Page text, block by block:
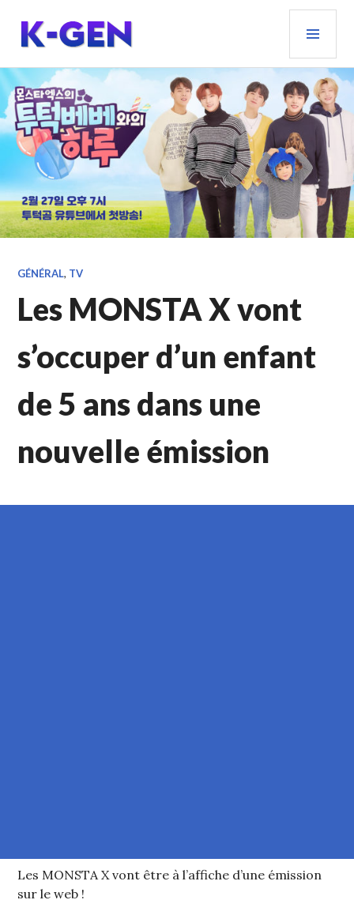
contenu
principal
K-GEN
GÉNÉRAL, TV
Les MONSTA X vont
s’occuper d’un enfant
de 5 ans dans une
nouvelle émission
Les MONSTA X vont être à l’affiche d’une émission
sur le web !